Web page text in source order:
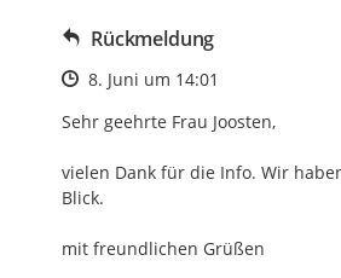
Rückmeldung
Zeitpunkt des Erstellens
8. Juni um 14:01
Sehr geehrte Frau Joosten,
vielen Dank für die Info. Wir
Blick.
mit freundlichen Grüßen